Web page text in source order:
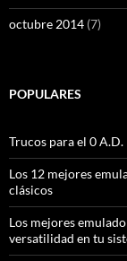
octubre 2014 (7)
POPULARES
Trucos para el 0 A.D.
Los 12 mejores
clásicos
Los mejores
versatilidad en tu